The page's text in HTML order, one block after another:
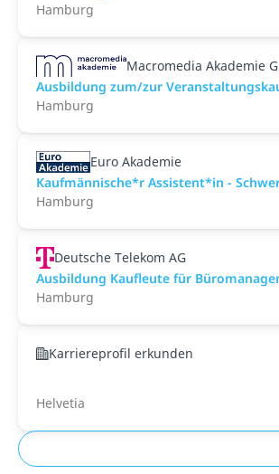
Hamburg
Macromedia Akademie
Ausbildung zum/zur
Hamburg
Euro Akademie
Kaufmännische*r Assistent*in -
Hamburg
Deutsche Telekom AG
Ausbildung Kaufleute für
Hamburg
Karriereprofil erkunden
Helvetia